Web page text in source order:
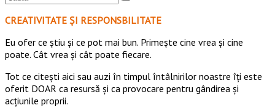
CREATIVITATE ȘI RESPONSBILITATE
Eu ofer ce ştiu şi ce pot mai bun. Primeşte cine vrea şi cine
poate. Cât vrea şi cât poate fiecare.
Tot ce citești aici sau auzi în timpul întâlnirilor noastre îți este
oferit DOAR ca resursă şi ca provocare pentru gândirea și
acţiunile proprii.